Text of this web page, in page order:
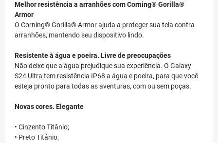
Melhor resistência a arranhões com Corning® Gorilla®
Armor
O Corning® Gorilla® Armor ajuda a proteger sua tela contra
arranhões, mantendo seu dispositivo lindo.
Resistente à água e poeira. Livre de preocupações
Não deixe que a água prejudique sua experiência. O Galaxy
S24 Ultra tem resistência IP68 a água e poeira, para que você
esteja pronto para todas as aventuras, com ou sem poças.
Novas cores. Elegante
• Cinzento Titânio;
• Preto Titânio;